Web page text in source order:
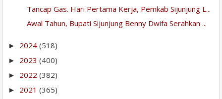
Tancap Gas. Hari Pertama Kerja, Pemkab Sijunjung L...
Awal Tahun, Bupati Sijunjung Benny Dwifa Serahkan ...
► 2024 (518)
► 2023 (400)
► 2022 (382)
► 2021 (365)